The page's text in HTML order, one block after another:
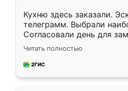
Кухню здесь заказали.
телеграмм. Выбрали
Согласовали день для
недели кухня была уже
довольны работой.
мебель за качественную
Читать полностью